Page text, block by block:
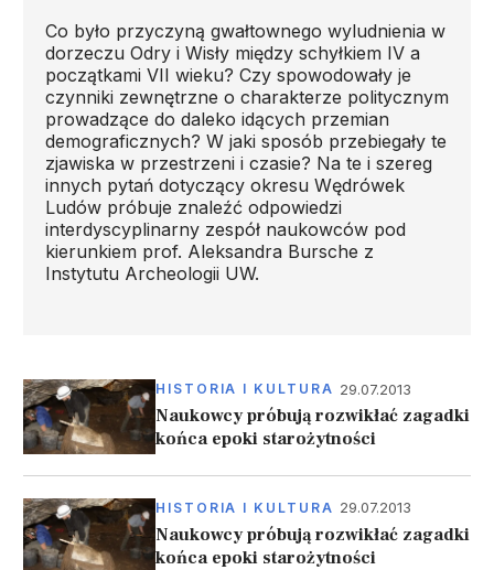
Co było przyczyną gwałtownego wyludnienia w
dorzeczu Odry i Wisły między schyłkiem IV a
początkami VII wieku? Czy spowodowały je
czynniki zewnętrzne o charakterze politycznym
prowadzące do daleko idących przemian
demograficznych? W jaki sposób przebiegały te
zjawiska w przestrzeni i czasie? Na te i szereg
innych pytań dotyczący okresu Wędrówek
Ludów próbuje znaleźć odpowiedzi
interdyscyplinarny zespół naukowców pod
kierunkiem prof. Aleksandra Bursche z
Instytutu Archeologii UW.
HISTORIA I KULTURA 29.07.2013
Naukowcy próbują rozwikłać zagadki
końca epoki starożytności
HISTORIA I KULTURA 29.07.2013
Naukowcy próbują rozwikłać zagadki
końca epoki starożytności